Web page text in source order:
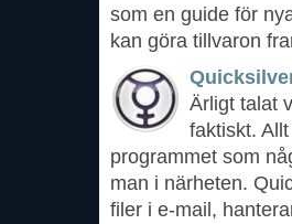
som en guide för
kan göra tillvaron
Ärligt talat
faktiskt.
programmet som
man i närheten.
filer i e-mail,